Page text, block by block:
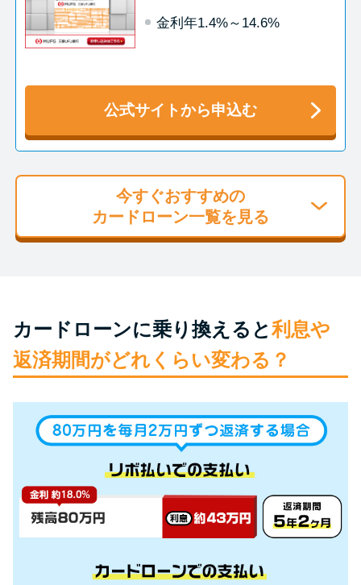
街金とは？絶対審査通る？借金
い理由
質屋でお金を借りるには？年利
やシステムをカードローンと比
較
未成年でもお金を借りられる？
学生がお金を借りる方法があ
学生がお金を借りる方法は？親
へのバレにくさや将来への影響
を解説
ソフト闇金とは？悪質な手口に
は要注意！
090金融（闇金）からお金を借り
てはいけない理由と借りた場合
の対処法
申し込みブラックとは?判断の目
金利年1.4%～14.6%
公式サイトから申込む
今すぐおすすめの
カードローン一覧を見る
カードローンに乗り換えると利息や
返済期間がどれくらい変わる？